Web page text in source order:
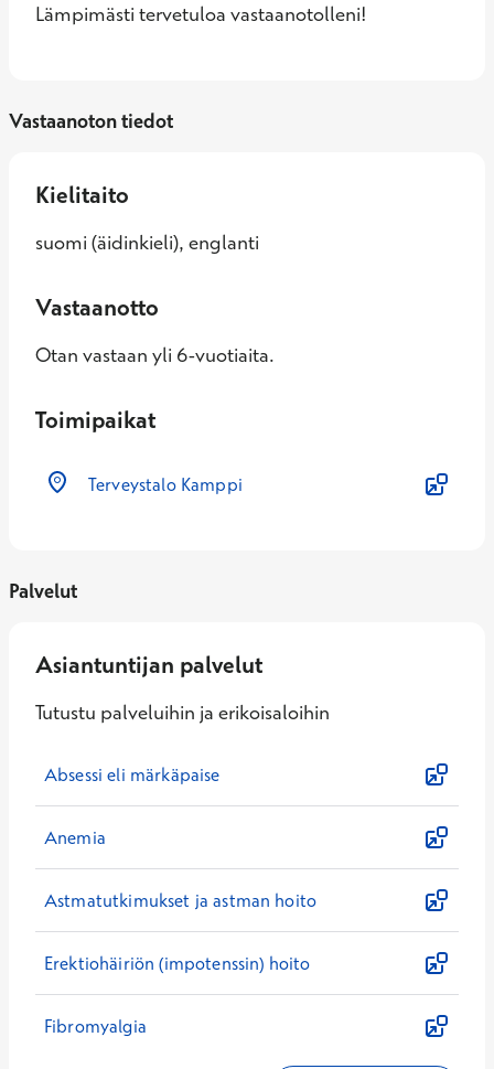
Lämpimästi tervetuloa vastaanotolleni!
Vastaanoton tiedot
Kielitaito
suomi (äidinkieli), englanti
Vastaanotto
Otan vastaan yli 6-vuotiaita.
Toimipaikat
Terveystalo Kamppi
Palvelut
Asiantuntijan palvelut
Tutustu palveluihin ja erikoisaloihin
Absessi eli märkäpaise
Anemia
Astmatutkimukset ja astman hoito
Erektiohäiriön (impotenssin) hoito
Fibromyalgia